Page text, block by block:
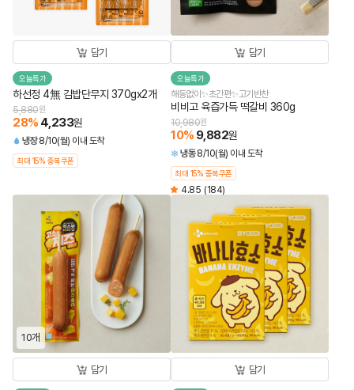
담기
오늘특가
하선정 4無 김밥단무지 370gx2개
5,880원
28% 4,233원
냉장 8/10(월) 이내 도착
최대 15% 중복쿠폰
담기
오늘특가
해동없이✨초간편✨고기반찬
비비고 육즙가득 떡갈비 360g
10,980원
10% 9,882원
냉동 8/10(월) 이내 도착
최대 15% 중복쿠폰
4.85 (184)
10개
담기 담기